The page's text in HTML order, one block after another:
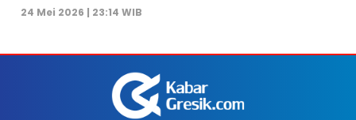
24 Mei 2026 | 23:14 WIB